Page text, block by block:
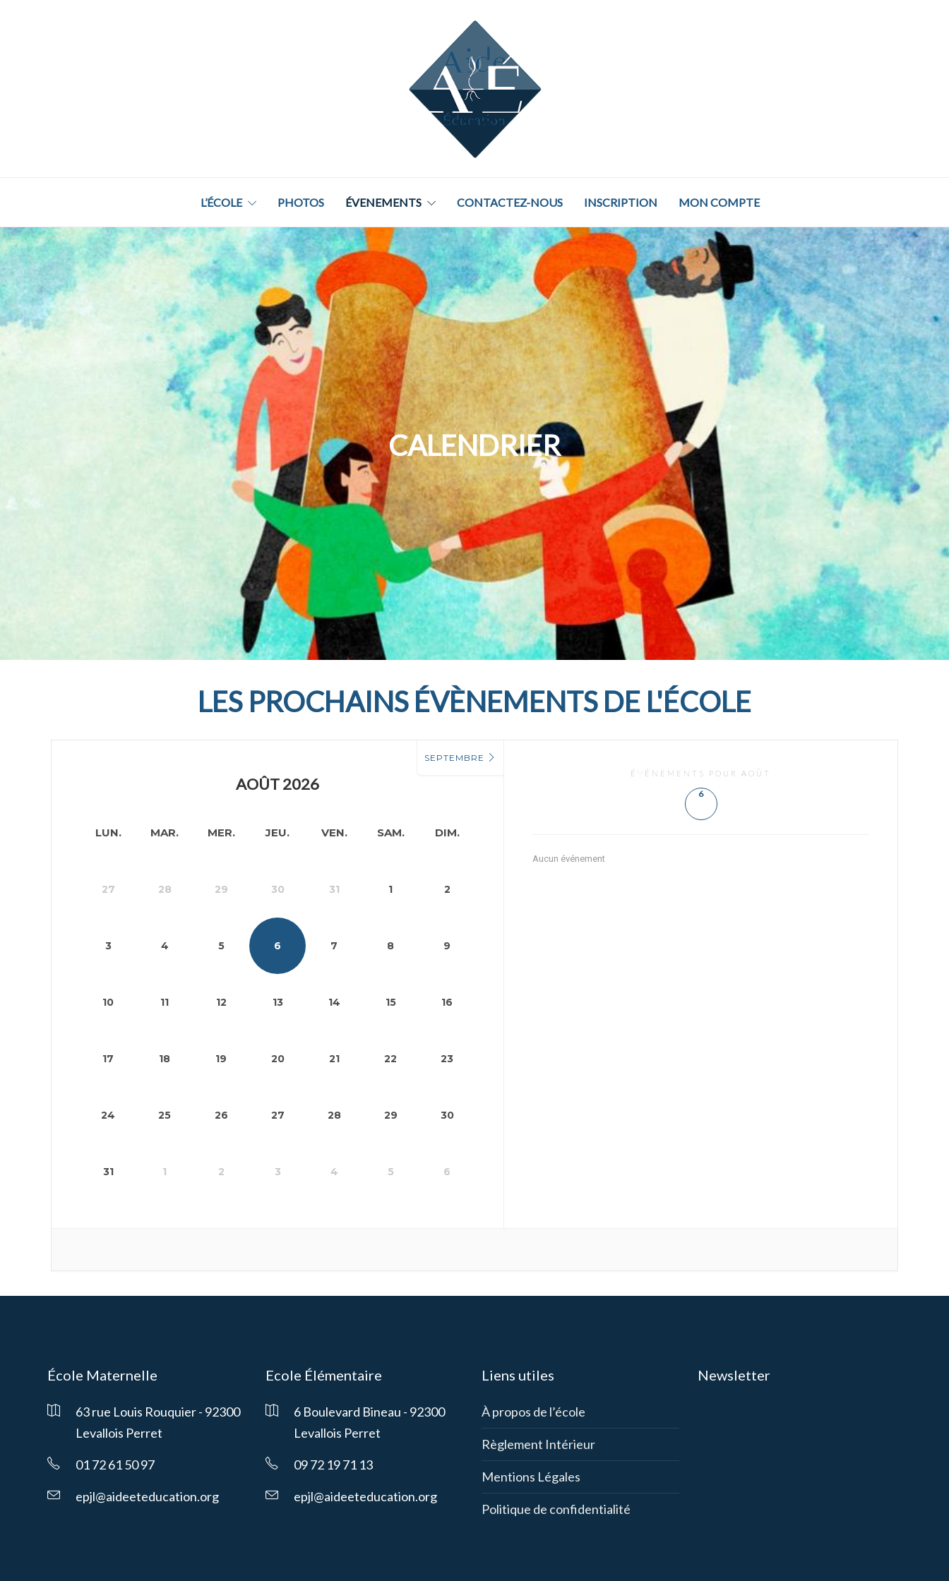
L’ÉCOLE PHOTOS ÉVENEMENTS CONTACTEZ-NOUS INSCRIPTION MON COMPTE
CALENDRIER
LES PROCHAINS ÉVÈNEMENTS DE L'ÉCOLE
AOÛT 2026
SEPTEMBRE
LUN. MAR. MER. JEU. VEN. SAM. DIM.
27 28 29 30 31 1 2
3 4 5 6 7 8 9
10 11 12 13 14 15 16
17 18 19 20 21 22 23
24 25 26 27 28 29 30
31 1 2 3 4 5 6
ÉVÉNEMENTS POUR AOÛT
6
Aucun événement
École Maternelle
63 rue Louis Rouquier - 92300
Levallois Perret
01 72 61 50 97
epjl@aideeteducation.org
Ecole Élémentaire
6 Boulevard Bineau - 92300
Levallois Perret
09 72 19 71 13
epjl@aideeteducation.org
Liens utiles
À propos de l’école
Règlement Intérieur
Mentions Légales
Politique de confidentialité
Newsletter